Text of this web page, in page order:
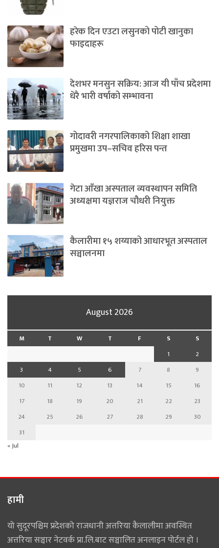
हरेक दिन एउटा लसुनको पोटी खानुका
फाइदाहरू
देशभर मनसुन सक्रिय: आज यी पाँच प्रदेशमा
धेरै भारी वर्षाको सम्भावना
गोदावरी नगरपालिकाको शिक्षा शाखा
प्रमुखमा उप–सचिव हरिस पन्त
गेटा आँखा अस्पताल व्यवस्थापन समिति
अध्यक्षमा यज्ञराज चौधरी नियुक्त
कैलारीमा १५ शय्याको आधारभूत अस्पताल
सञ्चालनमा
August 2026
M T W T F S
S
1
2
3
4 5 6 7 8
9
10
11 12 13 14 15
16
17
18 19 20 21 22
23
24
25 26 27 28 29
30
31
« Jul
हामी
यो सुदूरपश्चिम प्रदेशको राजधानी अत्तरिया कैलालीमा अवस्थित
अत्तरिया सञ्चार नेटवर्क प्रा.लि.बाट सञ्चालित अनलाइन पोर्टल हो ।